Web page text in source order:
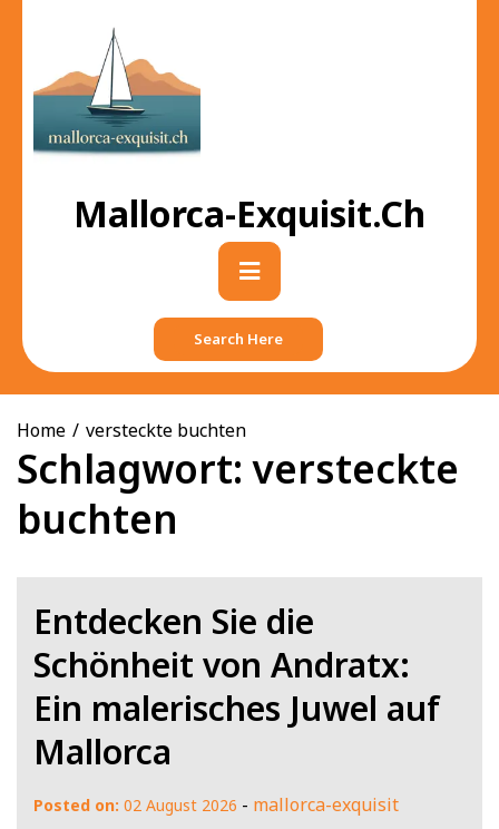
Mallorca-Exquisit.ch
Primary
Menu
Search Here
Home versteckte buchten
Schlagwort:versteckte
buchten
Entdecken Sie die
Schönheit von Andratx:
Ein malerisches Juwel auf
Mallorca
Posted on: 02 August 2026 - mallorca-exquisit